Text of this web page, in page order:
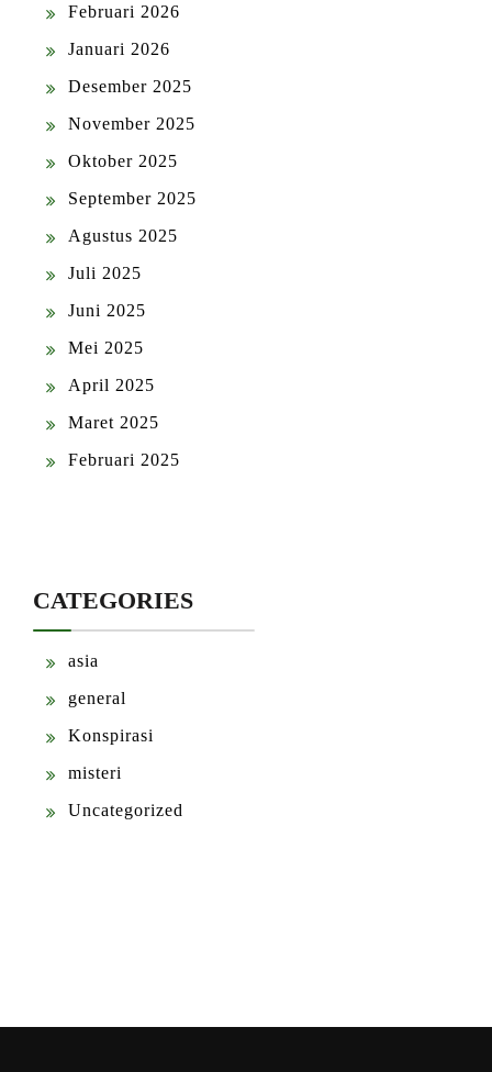
Februari 2026
Januari 2026
Desember 2025
November 2025
Oktober 2025
September 2025
Agustus 2025
Juli 2025
Juni 2025
Mei 2025
April 2025
Maret 2025
Februari 2025
CATEGORIES
asia
general
Konspirasi
misteri
Uncategorized